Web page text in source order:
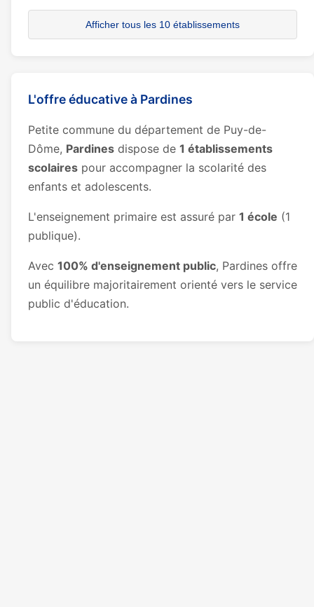
Afficher tous les 10 établissements
L'offre éducative à Pardines
Petite commune du département de Puy-de-
Dôme, Pardines dispose de 1 établissements
scolaires pour accompagner la scolarité des
enfants et adolescents.
L'enseignement primaire est assuré par 1 école (1
publique).
Avec 100% d'enseignement public, Pardines offre
un équilibre majoritairement orienté vers le service
public d'éducation.